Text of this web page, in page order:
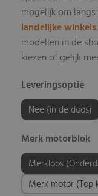
mogelijk om
landelijke winkels.
modellen in de
kiezen of gelijk
Leveringsoptie
Nee (in de doos)
Merk motorblok
Merkloos
Merk motor (Top